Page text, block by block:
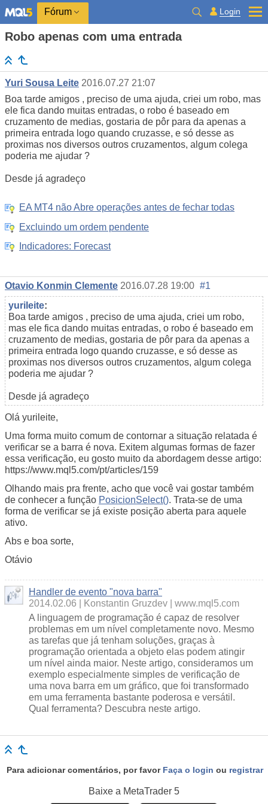
Fórum Login
Robo apenas com uma entrada
Yuri Sousa Leite 2016.07.27 21:07
Boa tarde amigos , preciso de uma ajuda, criei um robo, mas
ele fica dando muitas entradas, o robo é baseado em
cruzamento de medias, gostaria de pôr para da apenas a
primeira entrada logo quando cruzasse, e só desse as
proximas nos diversos outros cruzamentos, algum colega
poderia me ajudar ?
Desde já agradeço
EA MT4 não Abre operações antes de fechar todas
Excluindo um ordem pendente
Indicadores: Forecast
Otavio Konmin Clemente 2016.07.28 19:00 #1
yurileite:
Boa tarde amigos , preciso de uma ajuda, criei um robo,
mas ele fica dando muitas entradas, o robo é baseado em
cruzamento de medias, gostaria de pôr para da apenas a
primeira entrada logo quando cruzasse, e só desse as
proximas nos diversos outros cruzamentos, algum colega
poderia me ajudar ?
Desde já agradeço
Olá yurileite,
Uma forma muito comum de contornar a situação relatada é
verificar se a barra é nova. Exitem algumas formas de fazer
essa verificação, eu gosto muito da abordagem desse artigo:
https://www.mql5.com/pt/articles/159
Olhando mais pra frente, acho que você vai gostar também
de conhecer a função PosicionSelect(). Trata-se de uma
forma de verificar se já existe posição aberta para aquele
ativo.
Abs e boa sorte,
Otávio
Handler de evento "nova barra"
2014.02.06
Konstantin Gruzdev
www.mql5.com
A linguagem de programação é capaz de resolver
problemas em um nível completamente novo. Mesmo
as tarefas que já tenham soluções, graças à
programação orientada a objeto elas podem atingir
um nível ainda maior. Neste artigo, consideramos um
exemplo especialmente simples de verificação de
uma nova barra em um gráfico, que foi transformado
em uma ferramenta bastante poderosa e versátil.
Qual ferramenta? Descubra neste artigo.
Para adicionar comentários, por favor Faça o login ou registrar
Baixe a MetaTrader 5